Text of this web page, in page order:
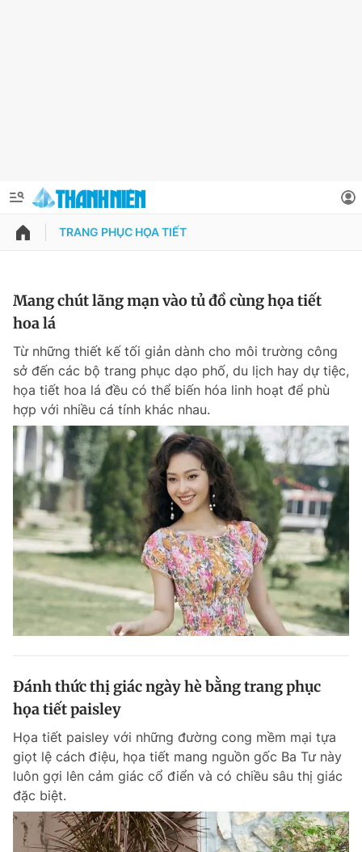
QUẢNG CÁO ĐẶT BÁO
Chuyên mục khác
Chào ngày mới Tin 24h
Tin thị trường Tin 360
Video Magazine
Sản phẩm khác
Tiện ích Bạn cần biết
Đọc Thanh Niên trên điện thoại
Thông tin tài khoản
Đổi mật khẩu
Tin đã lưu
Tin đã xem
Đăng xuất
TRANG PHỤC HỌA TIẾT
Mang chút lãng mạn vào tủ đồ cùng họa tiết
hoa lá
Từ những thiết kế tối giản dành cho môi trường công
sở đến các bộ trang phục dạo phố, du lịch hay dự tiệc,
họa tiết hoa lá đều có thể biến hóa linh hoạt để phù
hợp với nhiều cá tính khác nhau.
Đánh thức thị giác ngày hè bằng trang phục
họa tiết paisley
Họa tiết paisley với những đường cong mềm mại tựa
giọt lệ cách điệu, họa tiết mang nguồn gốc Ba Tư này
luôn gợi lên cảm giác cổ điển và có chiều sâu thị giác
đặc biệt.